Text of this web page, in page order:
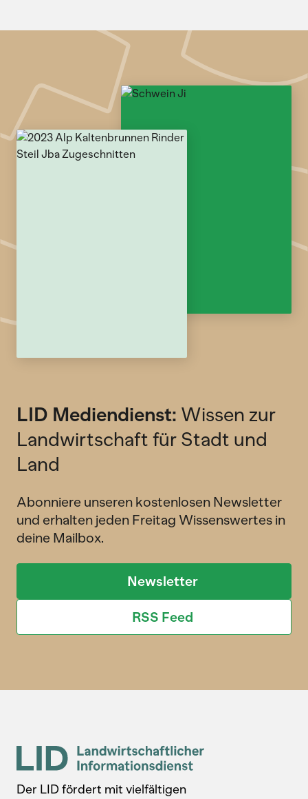
LID Mediendienst: Wissen zur
Landwirtschaft für Stadt und
Land
Abonniere unseren kostenlosen Newsletter
und erhalten jeden Freitag Wissenswertes in
deine Mailbox.
Newsletter
RSS Feed
Der LID fördert mit vielfältigen